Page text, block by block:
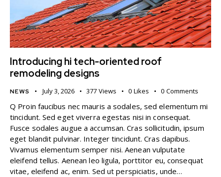
Introducing hi tech-oriented roof
remodeling designs
NEWS July 3, 2026 377 Views 0 Likes 0 Comments
Q Proin faucibus nec mauris a sodales, sed elementum mi
tincidunt. Sed eget viverra egestas nisi in consequat.
Fusce sodales augue a accumsan. Cras sollicitudin, ipsum
eget blandit pulvinar. Integer tincidunt. Cras dapibus.
Vivamus elementum semper nisi. Aenean vulputate
eleifend tellus. Aenean leo ligula, porttitor eu, consequat
vitae, eleifend ac, enim. Sed ut perspiciatis, unde…